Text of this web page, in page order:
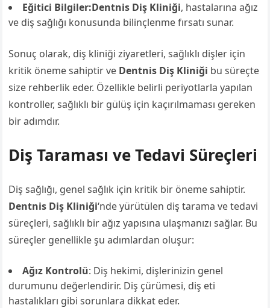
Eğitici Bilgiler:Dentnis Diş Kliniği, hastalarına ağız
ve diş sağlığı konusunda bilinçlenme fırsatı sunar.
Sonuç olarak, diş kliniği ziyaretleri, sağlıklı dişler için
kritik öneme sahiptir ve Dentnis Diş Kliniği bu süreçte
size rehberlik eder. Özellikle belirli periyotlarla yapılan
kontroller, sağlıklı bir gülüş için kaçırılmaması gereken
bir adımdır.
Diş Taraması ve Tedavi Süreçleri
Diş sağlığı, genel sağlık için kritik bir öneme sahiptir.
Dentnis Diş Kliniği‘nde yürütülen diş tarama ve tedavi
süreçleri, sağlıklı bir ağız yapısına ulaşmanızı sağlar. Bu
süreçler genellikle şu adımlardan oluşur:
Ağız Kontrolü: Diş hekimi, dişlerinizin genel
durumunu değerlendirir. Diş çürümesi, diş eti
hastalıkları gibi sorunlara dikkat eder.